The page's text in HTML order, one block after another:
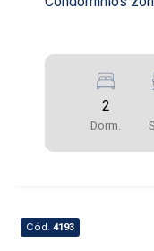
2
Dorm.
Cód. 4193